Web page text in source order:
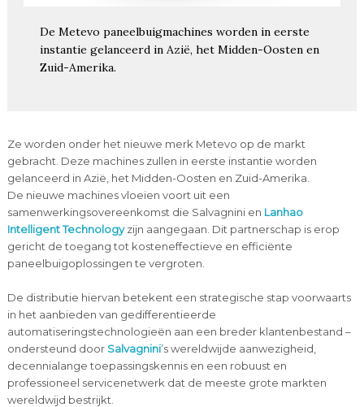
De Metevo paneelbuigmachines worden in eerste
instantie gelanceerd in Azië, het Midden-Oosten en
Zuid-Amerika.
Ze worden onder het nieuwe merk Metevo op de markt
gebracht. Deze machines zullen in eerste instantie worden
gelanceerd in Azië, het Midden-Oosten en Zuid-Amerika.
De nieuwe machines vloeien voort uit een
samenwerkingsovereenkomst die Salvagnini en Lanhao
Intelligent Technologyzijn aangegaan. Dit partnerschap is erop
gericht de toegang tot kosteneffectieve en efficiënte
paneelbuigoplossingen te vergroten.
De distributie hiervan betekent een strategische stap voorwaarts
in het aanbieden van gedifferentieerde
automatiseringstechnologieën aan een breder klantenbestand –
ondersteund door Salvagnini’s wereldwijde aanwezigheid,
decennialange toepassingskennis en een robuust en
professioneel servicenetwerk dat de meeste grote markten
wereldwijd bestrijkt.